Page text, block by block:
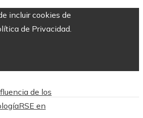
incluir cookies de
de Privacidad.
de los
RSE en